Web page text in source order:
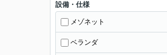
設備・仕様
メゾネット
ベランダ